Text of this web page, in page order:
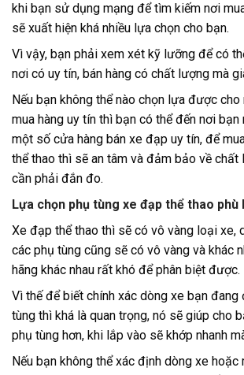
khi bạn sử dụng mạng để tìm kiếm nơi
sẽ xuất hiện khá nhiều lựa chọn cho bạn.
Vì vậy, bạn phải xem xét kỹ lưỡng để có
nơi có uy tín, bán hàng có chất lượng mà
Nếu bạn không thể nào chọn lựa được
mua hàng uy tín thì bạn có thể đến nơi
một số cửa hàng bán xe đạp uy tín, để
thể thao thì sẽ an tâm và đảm bảo về chất
cần phải đắn đo.
Lựa chọn phụ tùng xe đạp thể thao phù
Xe đạp thể thao thì sẽ có vô vàng loại xe,
các phụ tùng cũng sẽ có vô vàng và khác
hãng khác nhau rất khó để phân biệt được.
Vì thế để biết chính xác dòng xe bạn đang
tùng thì khá là quan trọng, nó sẽ giúp cho
phụ tùng hơn, khi lắp vào sẽ khớp nhanh
Nếu bạn không thể xác định dòng xe hoặc